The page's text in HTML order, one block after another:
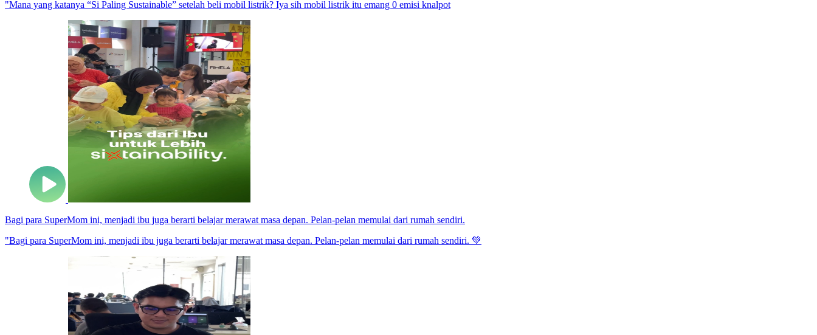
"Mana yang katanya “Si Paling Sustainable” setelah beli mobil listrik? Iya sih mobil listrik itu emang 0 emisi knalpot
Bagi para SuperMom ini, menjadi ibu juga berarti belajar merawat masa depan. Pelan-pelan memulai dari rumah sendiri.
"Bagi para SuperMom ini, menjadi ibu juga berarti belajar merawat masa depan. Pelan-pelan memulai dari rumah sendiri. 💚